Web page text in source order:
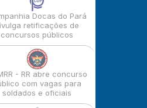
Docas do Pará
retificações de
concursos públicos
- RR abre concurso
com vagas para
soldados e oficiais